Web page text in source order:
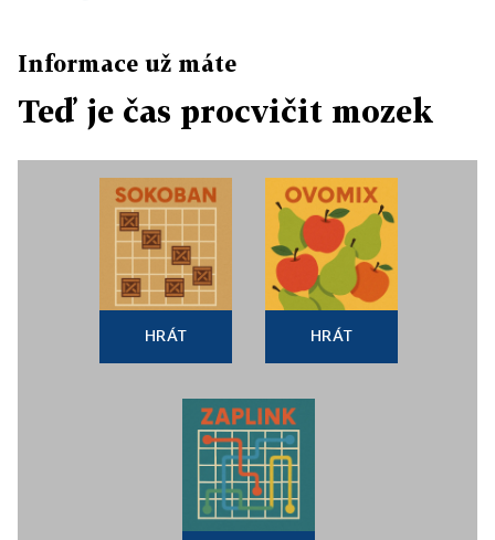
Informace už máte
Teď je čas procvičit mozek
HRÁT HRÁT